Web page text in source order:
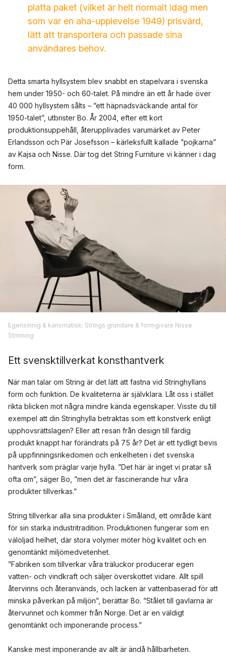
platta paket (vilket är helt normalt idag men
som var en aha-upplevelse 1949) prisvärd,
lätt att transportera och passade sina
användares behov.
Detta smarta hyllsystem blev snabbt en stapelvara i svenska
hem under 1950- och 60-talet. På mindre än ett år hade över
40 000 hyllsystem sålts – ”ett häpnadsväckande antal för
1950-talet”, utbrister Bo. År 2004, efter ett kort
produktionsuppehåll, återupplivades varumärket av Peter
Erlandsson och Pär Josefsson – kärleksfullt kallade ”pojkarna”
av Kajsa och Nisse. Där tog det String Furniture vi känner i dag
form.
Egensinnig & karismatisk: Strings grundare & formgivare Nisse
Strinning
Ett svensktillverkat konsthantverk
När man talar om String är det lätt att fastna vid Stringhyllans
form och funktion. De kvaliteterna är självklara. Låt oss i stället
rikta blicken mot några mindre kända egenskaper. Visste du till
exempel att din Stringhylla betraktas som ett konstverk enligt
upphovsrättslagen? Eller att resan från design till färdig
produkt knappt har förändrats på 75 år? Det är ett tydligt bevis
på uppfinningsrikedomen och enkelheten i det svenska
hantverk som präglar varje hylla. ”Det här är inget vi pratar så
ofta om”, säger Bo, ”men det är fascinerande hur våra
produkter tillverkas.”
String tillverkar alla sina produkter i Småland, ett område känt
för sin starka industritradition. Produktionen fungerar som en
väloljad helhet, där stora volymer möter hög kvalitet och en
genomtänkt miljömedvetenhet.
”Fabriken som tillverkar våra träluckor producerar egen
vatten- och vindkraft och säljer överskottet vidare. Allt spill
återvinns och återanvänds, och lacken är vattenbaserad för att
minska påverkan på miljön”, berättar Bo. ”Stålet till gavlarna är
återvunnet och kommer från Norge. Det är en väldigt
genomtänkt och imponerande process.”
Kanske mest imponerande av allt är ändå hållbarheten.